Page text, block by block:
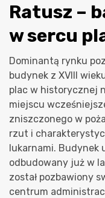
Ratusz –
w sercu
Dominantą rynku
budynek z XVIII
plac w historycznej
miejscu
zniszczonego w
rzut i
lukarnami. Budynek
odbudowany już w
został pozbawiony
centrum